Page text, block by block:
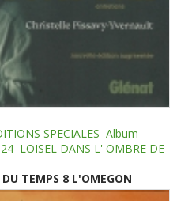
SPECIALES Album
LOISEL DANS L' OMBRE DE
TEMPS 8 L'OMEGON